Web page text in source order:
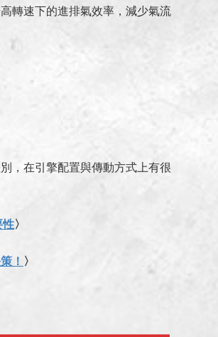
轉速下的進排氣效率，減少氣流
，在引擎配置與傳動方式上有很
性〉
！ 〉